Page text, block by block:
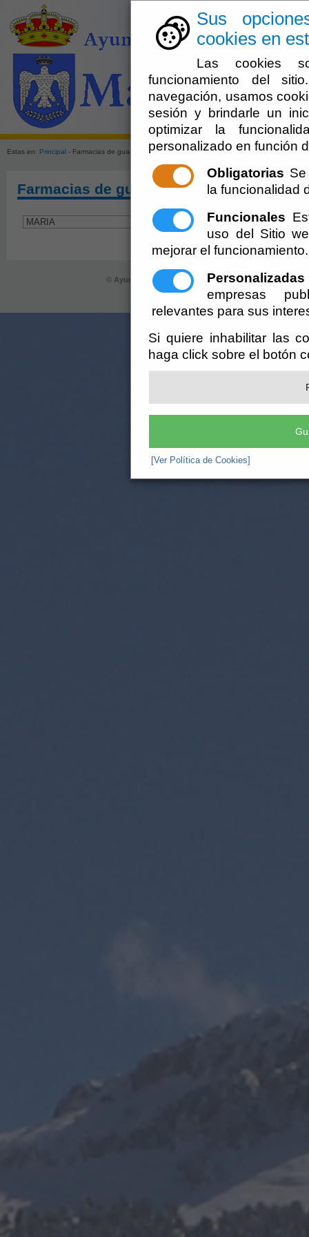
Sus
cookies en
Las cookies
funcionamiento del
navegación, usamos
sesión y brindarle un
optimizar la
personalizado en función
Obligatorias
la funcionalidad
Funcionales
uso del Sitio
mejorar el funcionamiento.
Personalizadas
empresas
relevantes para sus
Si quiere inhabilitar las
haga click sobre el botón
[Ver Política de Cookies]
El
Estas en: Principal - Farmacias de guardia - MARIA
Farmacias de guardia - MARIA
© Ayuntamiento de María (CIF: P-0406300-D)- Plaza de
registro@maria.es- Aviso Legal-